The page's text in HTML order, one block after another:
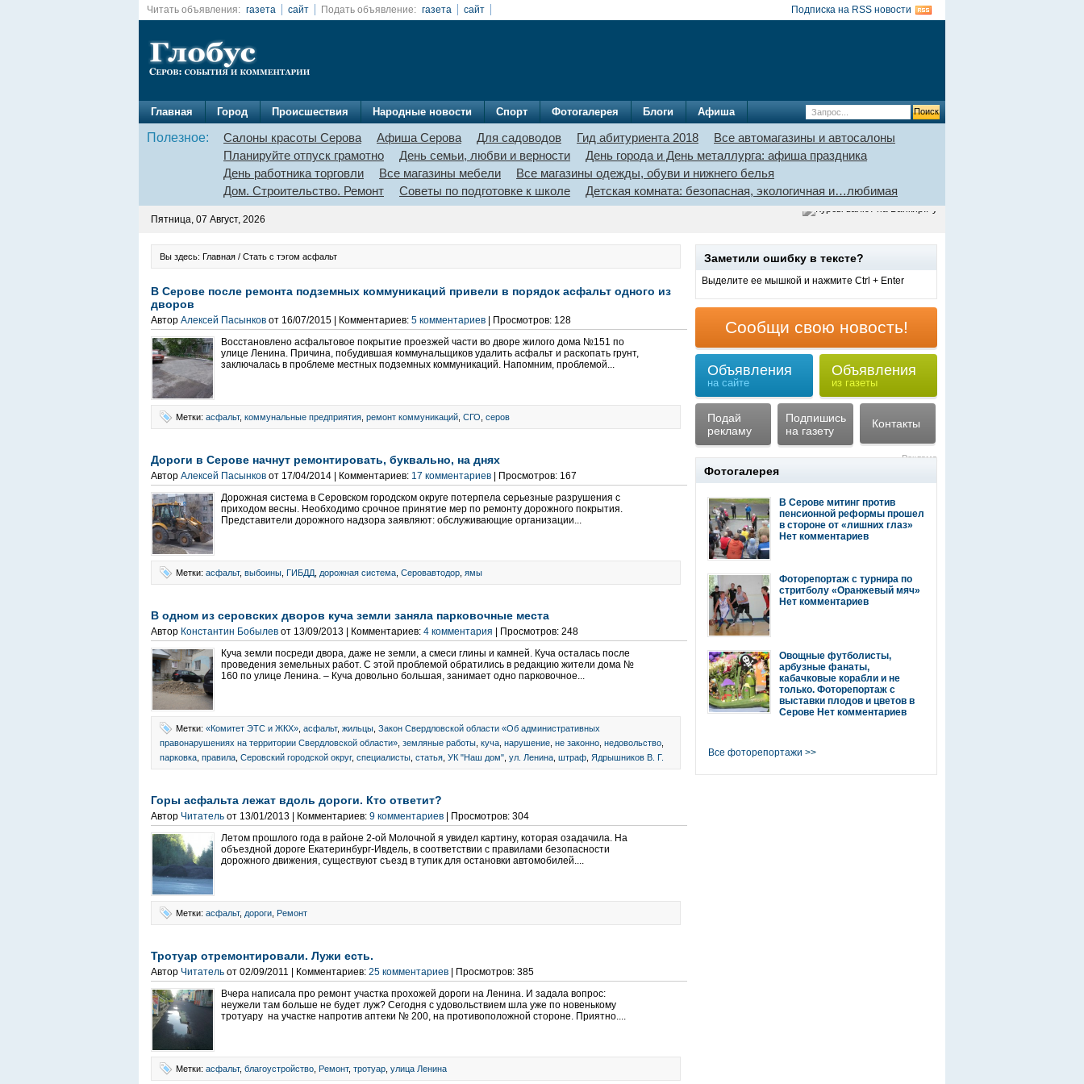
Читать объявления: газета сайт Подать объявление: газета сайт Подписка на RSS новости
Главная Город Происшествия Народные новости Спорт Фотогалерея Блоги Афиша
Полезное: Салоны красоты Серова Афиша Серова Для садоводов Гид абитуриента 2018
Все автомагазины и автосалоны
Планируйте отпуск грамотно
День семьи, любви и верности
День города и День металлурга: афиша праздника
День работника торговли
Все магазины мебели
Все магазины одежды, обуви и нижнего белья
Дом. Строительство. Ремонт
Советы по подготовке к школе Детская комната: безопасная, экологичная и…любимая
Пятница, 07 Август, 2026
Вы здесь: Главная / Стать с тэгом асфальт
В Серове после ремонта подземных коммуникаций привели в порядок асфальт одного из
дворов
Автор Алексей Пасынков от 16/07/2015 | Комментариев: 5 комментариев | Просмотров: 128
Восстановлено асфальтовое покрытие проезжей части во дворе жилого дома №151 по
улице Ленина. Причина, побудившая коммунальщиков удалить асфальт и раскопать грунт,
заключалась в проблеме местных подземных коммуникаций. Напомним, проблемой...
Метки: асфальт, коммунальные предприятия ремонт коммуникаций СГО серов
Дороги в Серове начнут ремонтировать, буквально, на днях
Автор Алексей Пасынков от 17/04/2014 | Комментариев: 17 комментариев | Просмотров: 167
Дорожная система в Серовском городском округе потерпела серьезные разрушения с
приходом весны. Необходимо срочное принятие мер по ремонту дорожного покрытия.
Представители дорожного надзора заявляют: обслуживающие организации...
Метки: асфальт, выбоины ГИБДД дорожная система Серовавтодор ямы
В одном из серовских дворов куча земли заняла парковочные места
Автор Константин Бобылев от 13/09/2013 | Комментариев: 4 комментария | Просмотров: 248
Куча земли посреди двора, даже не земли, а смеси глины и камней. Куча осталась после
проведения земельных работ. С этой проблемой обратились в редакцию жители дома №
160 по улице Ленина. – Куча довольно большая, занимает одно парковочное...
Метки: «Комитет ЭТС и ЖКХ» асфальт, жильцы Закон Свердловской области «Об административных
правонарушениях на территории Свердловской области» земляные работы куча нарушение не законно недовольство
парковка правила Серовский городской округ, специалисты статья УК "Наш дом" ул. Ленина штраф Ядрышников В. Г.
Горы асфальта лежат вдоль дороги. Кто ответит?
Автор Читатель от 13/01/2013 | Комментариев: 9 комментариев | Просмотров: 304
Летом прошлого года в районе 2-ой Молочной я увидел картину, которая озадачила. На
объездной дороге Екатеринбург-Ивдель, в соответствии с правилами безопасности
дорожного движения, существуют съезд в тупик для остановки автомобилей....
Метки: асфальт, дороги Ремонт
Тротуар отремонтировали. Лужи есть.
Автор Читатель от 02/09/2011 | Комментариев: 25 комментариев | Просмотров: 385
Вчера написала про ремонт участка прохожей дороги на Ленина. И задала вопрос:
неужели там больше не будет луж? Сегодня с удовольствием шла уже по новенькому
тротуару на участке напротив аптеки № 200, на противоположной стороне. Приятно....
Метки: асфальт, благоустройство Ремонт, тротуар улица Ленина
Заметили ошибку в тексте?
Выделите ее мышкой и нажмите Ctrl + Enter
Сообщи свою новость!
Объявления
на сайте
Объявления
из газеты
Подай
рекламу
Подпишись
на газету
Контакты
Реклама
Фотогалерея
В Серове митинг против
пенсионной реформы прошел
в стороне от «лишних глаз»
Нет комментариев
Фоторепортаж с турнира по
стритболу «Оранжевый мяч»
Нет комментариев
Овощные футболисты,
арбузные фанаты,
кабачковые корабли и не
только. Фоторепортаж с
выставки плодов и цветов в
Серове Нет комментариев
Все фоторепортажи >>